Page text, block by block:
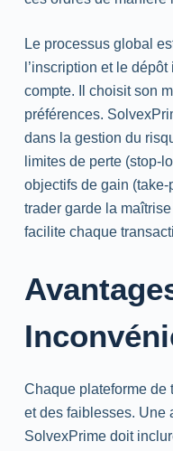
Le processus global
l’inscription et le
compte. Il choisit son
préférences.
dans la gestion du
limites de perte (stop-
objectifs de gain (take-
trader garde la
facilite chaque
Chaque plateforme de
et des faiblesses. Une
SolvexPrime doit